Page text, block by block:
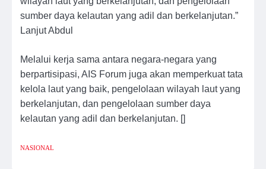
sumber daya kelautan yang adil dan berkelanjutan.”
Lanjut Abdul
Melalui kerja sama antara negara-negara yang
berpartisipasi, AIS Forum juga akan memperkuat tata
kelola laut yang baik, pengelolaan wilayah laut yang
berkelanjutan, dan pengelolaan sumber daya
kelautan yang adil dan berkelanjutan. []
NASIONAL